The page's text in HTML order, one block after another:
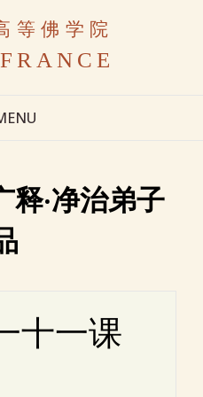
等佛学院
释·净治弟子
十一课